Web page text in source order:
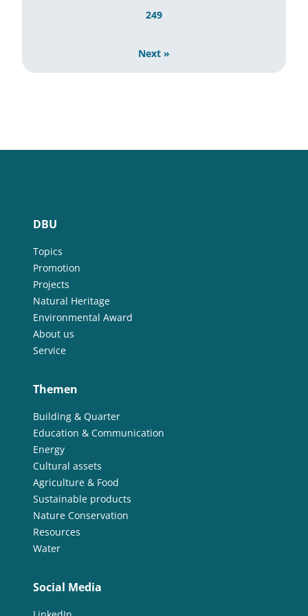
249
Next »
DBU
Topics
Promotion
Projects
Natural Heritage
Environmental Award
About us
Service
Themen
Building & Quarter
Education & Communication
Energy
Cultural assets
Agriculture & Food
Sustainable products
Nature Conservation
Resources
Water
Social Media